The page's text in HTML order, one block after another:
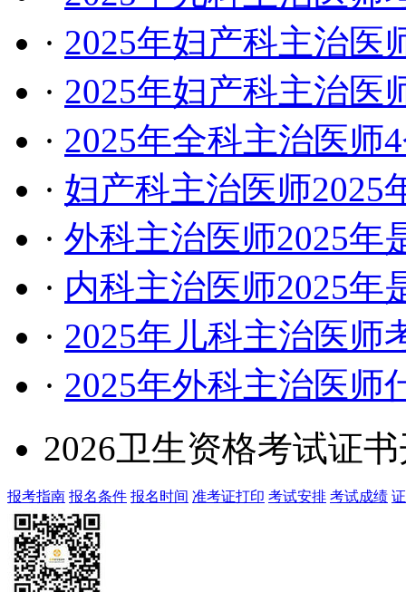
· 2025年妇产科主治医
· 2025年妇产科主治医
· 2025年全科主治医师
· 妇产科主治医师2025
· 外科主治医师2025年
· 内科主治医师2025年
· 2025年儿科主治医师
· 2025年外科主治医师
2026卫生资格考试证
报考指南 报名条件 报名时间 准考证打印 考试安排 考试成绩